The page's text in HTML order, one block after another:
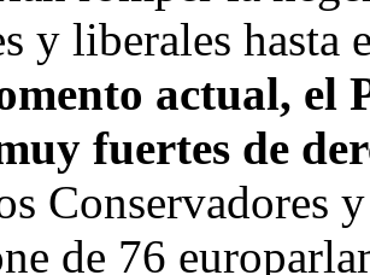
y liberales hasta
actual, el
fuertes de
Conservadores
de 76